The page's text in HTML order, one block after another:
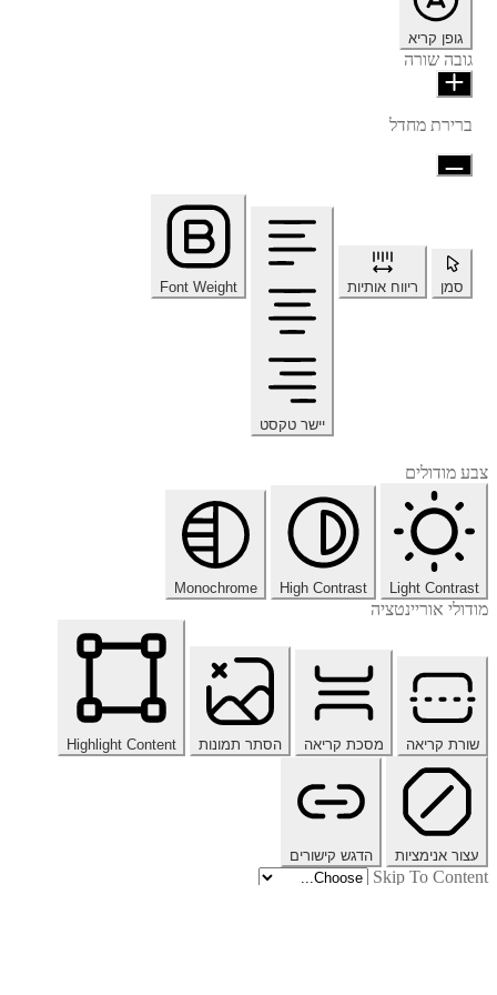
גופן קריא
גובה שורה
ברירת מחדל
סמן ריווח אותיות
יישר טקסט
Font Weight
צבע מודולים
Light Contrast
High Contrast
Monochrome
מודולי אוריינטציה
שורת קריאה מסכת קריאה הסתר תמונות Highlight Content
עצור אנימציות הדגש קישורים
Skip To Content